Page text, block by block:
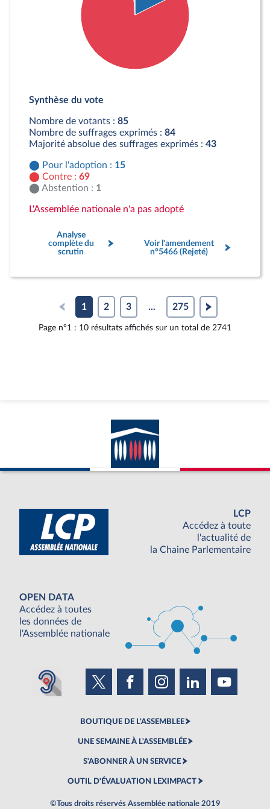
Contre : 69 députés
Synthèse du vote
Nombre de votants : 85
Nombre de suffrages exprimés : 84
Majorité absolue des suffrages exprimés : 43
Pour l'adoption : 15
Contre : 69
Abstention : 1
L'Assemblée nationale n'a pas adopté
Analyse
complète du
scrutin
Voir l'amendement
n°5466 (Rejeté)
1 2 3 ... 275
Page n°1 : 10 résultats affichés sur un total de 2741
LCP
Accédez à toute
l'actualité de
la Chaine Parlementaire
OPEN DATA
Accédez à toutes
les données de
l'Assemblée nationale
BOUTIQUE DE L'ASSEMBLEE
UNE SEMAINE À L'ASSEMBLÉE
S'ABONNER À UN SERVICE
OUTIL D'ÉVALUATION LEXIMPACT
©Tous droits réservés Assemblée nationale 2019